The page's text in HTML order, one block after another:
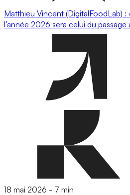
Matthieu Vincent (DigitalFoodLab)
l’année 2026 sera celui du passage
18 mai 2026 - 7 min